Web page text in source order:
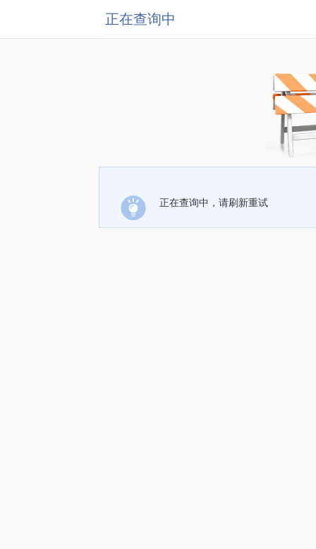
正在查询中
正在查询中，请刷新重试